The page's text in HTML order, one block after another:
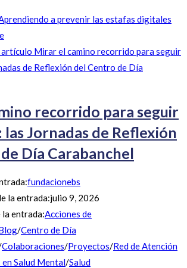
a prevenir las estafas digitales
recorrido para seguir
las Jornadas de Reflexión
Día Carabanchel
fundacionebs
la entrada:julio 9, 2026
entrada:Acciones de
/Centro de Día
Colaboraciones/Proyectos/Red de Atención
en Salud Mental/Salud